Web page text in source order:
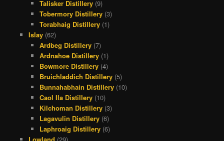
Talisker Distillery (9)
Tobermory Distillery (3)
Torabhaig Distillery (1)
Islay(62)
Ardbeg Distillery (7)
Ardnahoe Distillery (1)
Bowmore Distillery (4)
Bruichladdich Distillery (5)
Bunnahabhain Distillery (10)
Caol Ila Distillery (10)
Kilchoman Distillery (3)
Lagavulin Distillery (6)
Laphroaig Distillery (6)